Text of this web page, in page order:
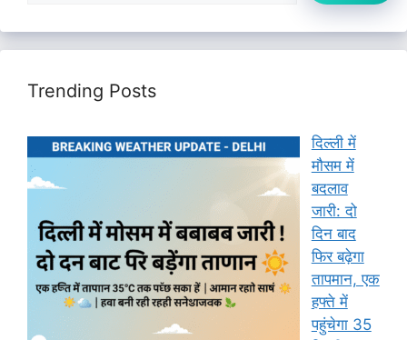
Trending Posts
दिल्ली में
मौसम में
बदलाव
जारी: दो
दिन बाद
फिर बढ़ेगा
तापमान, एक
हफ्ते में
पहुंचेगा 35